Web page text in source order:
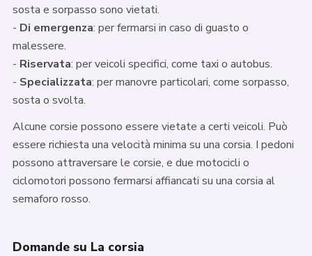
sosta e sorpasso sono vietati.
- Di emergenza: per fermarsi in caso di guasto o
malessere.
- Riservata: per veicoli specifici, come taxi o autobus.
- Specializzata: per manovre particolari, come sorpasso,
sosta o svolta.
Alcune corsie possono essere vietate a certi veicoli. Può
essere richiesta una velocità minima su una corsia. I pedoni
possono attraversare le corsie, e due motocicli o
ciclomotori possono fermarsi affiancati su una corsia al
semaforo rosso.
Domande su La corsia